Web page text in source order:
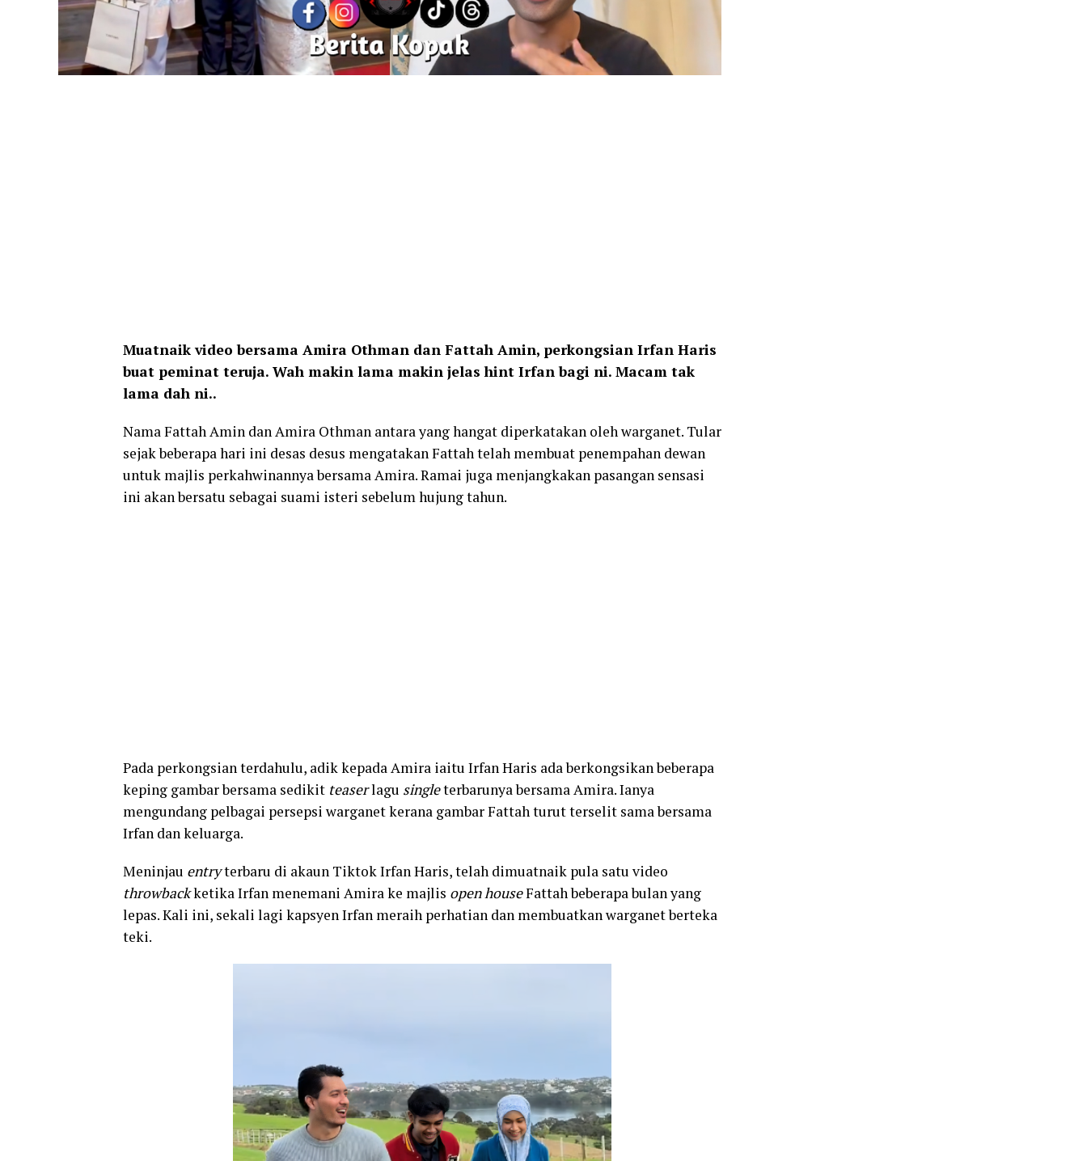
Muatnaik video bersama Amira Othman dan Fattah Amin, perkongsian Irfan Haris
buat peminat teruja. Wah makin lama makin jelas hint Irfan bagi ni. Macam tak
lama dah ni..
Nama Fattah Amin dan Amira Othman antara yang hangat diperkatakan oleh warganet. Tular
sejak beberapa hari ini desas desus mengatakan Fattah telah membuat penempahan dewan
untuk majlis perkahwinannya bersama Amira. Ramai juga menjangkakan pasangan sensasi
ini akan bersatu sebagai suami isteri sebelum hujung tahun.
Pada perkongsian terdahulu, adik kepada Amira iaitu Irfan Haris ada berkongsikan beberapa
keping gambar bersama sedikit teaserlagu singleterbarunya bersama Amira. Ianya
mengundang pelbagai persepsi warganet kerana gambar Fattah turut terselit sama bersama
Irfan dan keluarga.
Meninjau entryterbaru di akaun Tiktok Irfan Haris, telah dimuatnaik pula satu video
throwbackketika Irfan menemani Amira ke majlis open houseFattah beberapa bulan yang
lepas. Kali ini, sekali lagi kapsyen Irfan meraih perhatian dan membuatkan warganet berteka
teki.